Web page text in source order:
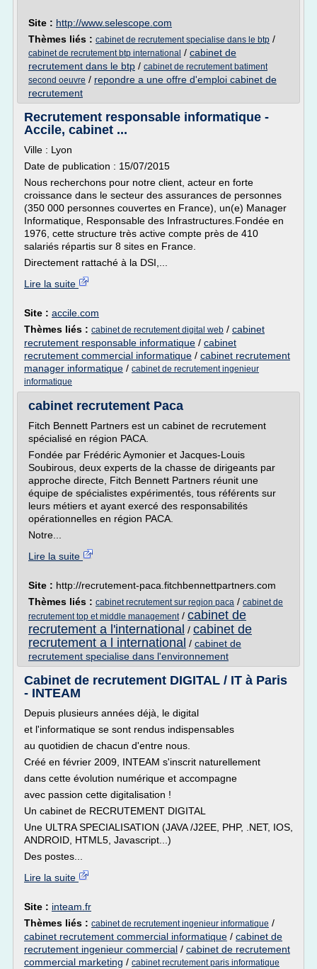
Site : http://www.selescope.com
Thèmes liés : cabinet de recrutement specialise dans le btp /
cabinet de recrutement btp international / cabinet de
recrutement dans le btp / cabinet de recrutement batiment
second oeuvre / repondre a une offre d'emploi cabinet de
recrutement
Recrutement responsable informatique -
Accile, cabinet ...
Ville : Lyon
Date de publication : 15/07/2015
Nous recherchons pour notre client, acteur en forte
croissance dans le secteur des assurances de personnes
(350 000 personnes couvertes en France), un(e) Manager
Informatique, Responsable des Infrastructures.Fondée en
1976, cette structure très active compte près de 410
salariés répartis sur 8 sites en France.
Directement rattaché à la DSI,...
Lire la suite
Site : accile.com
Thèmes liés : cabinet de recrutement digital web / cabinet
recrutement responsable informatique / cabinet
recrutement commercial informatique / cabinet recrutement
manager informatique / cabinet de recrutement ingenieur
informatique
cabinet recrutement Paca
Fitch Bennett Partners est un cabinet de recrutement
spécialisé en région PACA.
Fondée par Frédéric Aymonier et Jacques-Louis
Soubirous, deux experts de la chasse de dirigeants par
approche directe, Fitch Bennett Partners réunit une
équipe de spécialistes expérimentés, tous référents sur
leurs métiers et ayant exercé des responsabilités
opérationnelles en région PACA.
Notre...
Lire la suite
Site : http://recrutement-paca.fitchbennettpartners.com
Thèmes liés : cabinet recrutement sur region paca / cabinet de
recrutement top et middle management/ cabinet de
recrutement a l'international / cabinet de
recrutement a l international / cabinet de
recrutement specialise dans l'environnement
Cabinet de recrutement DIGITAL / IT à Paris
- INTEAM
Depuis plusieurs années déjà, le digital
et l'informatique se sont rendus indispensables
au quotidien de chacun d'entre nous.
Créé en février 2009, INTEAM s'inscrit naturellement
dans cette évolution numérique et accompagne
avec passion cette digitalisation !
Un cabinet de RECRUTEMENT DIGITAL
Une ULTRA SPECIALISATION (JAVA /J2EE, PHP, .NET, IOS,
ANDROID, HTML5, Javascript...)
Des postes...
Lire la suite
Site : inteam.fr
Thèmes liés : cabinet de recrutement ingenieur informatique /
cabinet recrutement commercial informatique / cabinet de
recrutement ingenieur commercial / cabinet de recrutement
commercial marketing / cabinet recrutement paris informatique